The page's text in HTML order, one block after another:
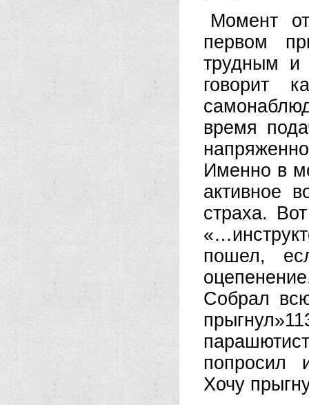
Момент
первом
трудным и
говорит
время
Именно в
активное
страха.
пошел,
Собрал
попросил
Хочу